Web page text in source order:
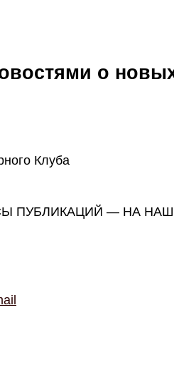
о
Клуба
ПУБЛИКАЦИЙ — НА